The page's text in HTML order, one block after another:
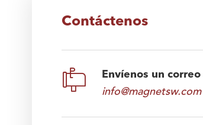
Contáctenos

Envíenos un
info@magnetsw.com